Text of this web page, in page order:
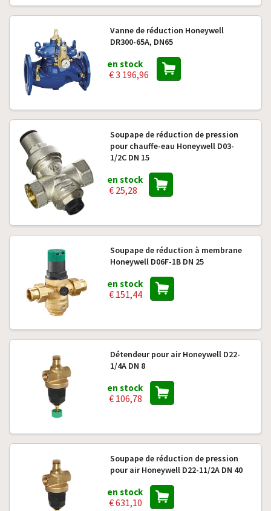
Vanne de réduction Honeywell
DR300-65A, DN65
en stock
€ 3 196,96
Soupape de réduction de pression
pour chauffe-eau Honeywell D03-
1/2C DN 15
en stock
€ 25,28
Soupape de réduction à membrane
Honeywell D06F-1B DN 25
en stock
€ 151,44
Détendeur pour air Honeywell D22-
1/4A DN 8
en stock
€ 106,78
Soupape de réduction de pression
pour air Honeywell D22-11/2A DN 40
en stock
€ 631,10